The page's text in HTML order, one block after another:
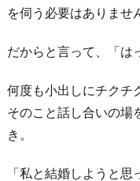
を伺う必要はありませ
だからと言って、「は
何度も小出しにチクチ
そのこと話し合いの場
き。
「私と結婚しようと思